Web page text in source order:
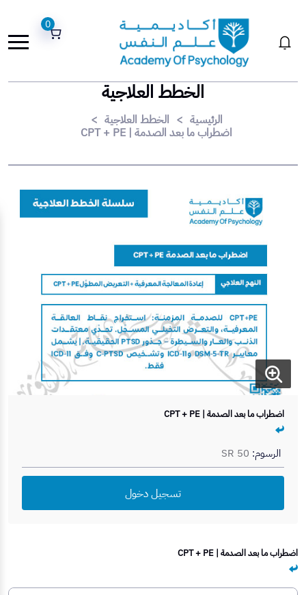
0
الخطط العلاجية
الرئيسية > الخطط العلاجية >
اضطراب ما بعد الصدمة | CPT + PE
اضطراب ما بعد الصدمة | CPT + PE
اضطراب ما بعد الصدمة | CPT + PE
الرسوم:
تسجيل دخول